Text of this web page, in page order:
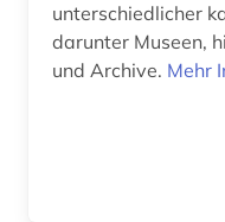
dia (1)
diagnose (1)
unterschiedlicher
darunter Museen,
und Archive. Mehr